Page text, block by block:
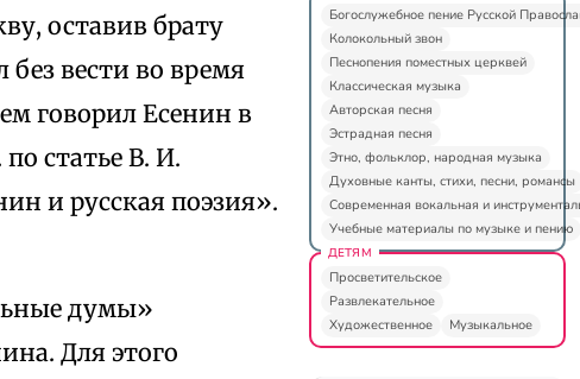
оставив брату
вести во время
говорил Есенин в
статье В. И.
и русская поэзия».
думы»
Для этого
Богослужебное пение Русской
Колокольный звон
Песнопения поместных церквей
Классическая музыка
Авторская песня
Эстрадная песня
Этно, фольклор, народная музыка
Духовные канты, стихи, песни, романсы
Современная вокальная и
Учебные материалы по музыке и пению
ДЕТЯМ
Просветительское
Развлекательное
Художественное
Музыкальное